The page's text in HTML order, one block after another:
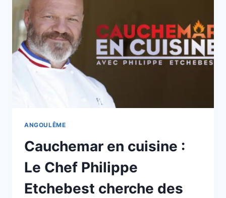
MÉTIERS
D’ART
ET
PRODUCTEURS
LOCAUX
ANGOULÊME
Cauchemar en cuisine :
Le Chef Philippe
Etchebest cherche des